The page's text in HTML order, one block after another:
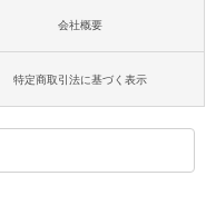
会社概要
特定商取引法に基づく表示